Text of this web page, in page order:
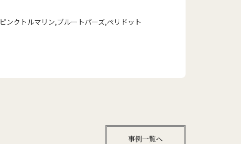
ピンクトルマリン,ブルートパーズ,ぺリドット
事例一覧へ